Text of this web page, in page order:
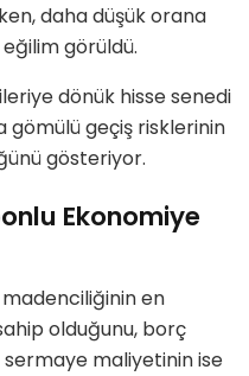
daha düşük orana
görüldü.
dönük hisse senedi
gömülü geçiş risklerinin
gösteriyor.
Ekonomiye
en
olduğunu, borç
sermaye maliyetinin ise